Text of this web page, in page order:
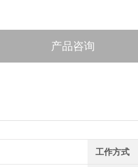
产品咨询
工作方式